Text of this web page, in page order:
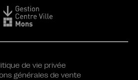
de vie privée
générales de vente